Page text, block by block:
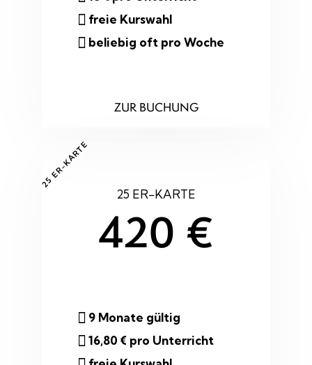
freie Kurswahl
beliebig oft pro Woche
ZUR BUCHUNG
25 ER-KARTE
25 ER-KARTE
420 €
9 Monate gültig
16,80 € pro Unterricht